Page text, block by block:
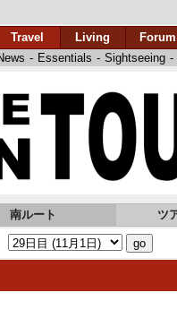
Travel
Living
Forum
- Essentials - Sightseeing -
南ルート ツ